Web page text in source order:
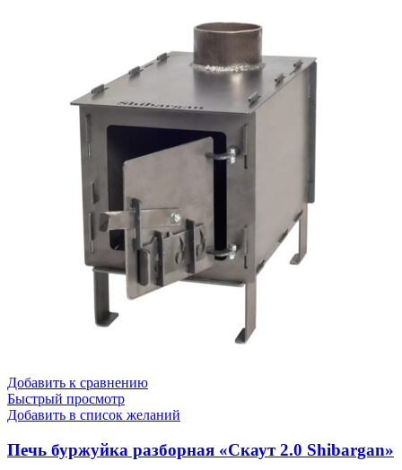
Добавить к сравнению
Быстрый просмотр
Добавить в список желаний
Печь буржуйка разборная «Скаут 2.0 Shibargan»